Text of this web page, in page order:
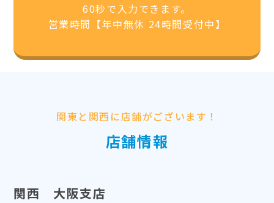
60秒で入力できます。
営業時間【年中無休 24時間受付中】
関東と関西に店舗がございます！
店舗情報
関西 大阪支店